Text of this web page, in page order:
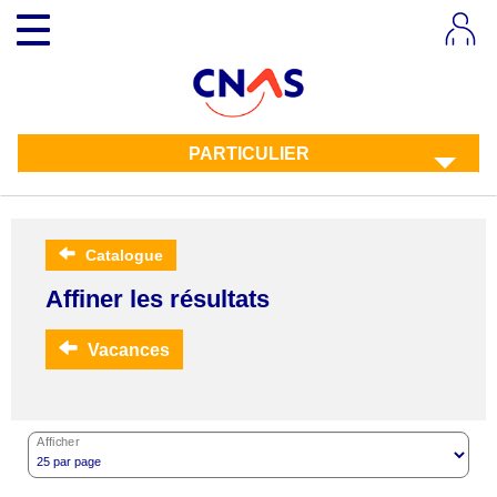
contenu
principal
Toggle
navigation
PARTICULIER
Catalogue
Affiner les résultats
Vacances
Afficher